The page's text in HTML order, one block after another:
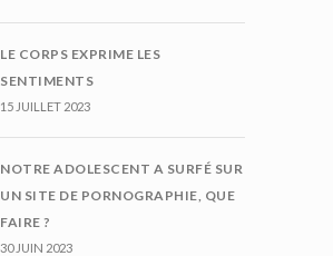
LE CORPS EXPRIME LES
SENTIMENTS
15 JUILLET 2023
NOTRE ADOLESCENT A SURFÉ SUR
UN SITE DE PORNOGRAPHIE, QUE
FAIRE ?
30 JUIN 2023